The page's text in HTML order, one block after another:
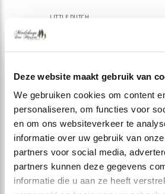
Deze website maakt gebruik van
We gebruiken cookies om content
personaliseren, om functies voor
en om ons websiteverkeer te
informatie over uw gebruik van
partners voor social media,
partners kunnen deze gegevens
informatie die u aan ze heeft
LITTLE DUTCH
Little Dutch
Incl. btw
Seen 2 of the 2